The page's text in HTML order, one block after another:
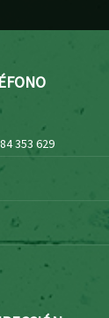
353 629